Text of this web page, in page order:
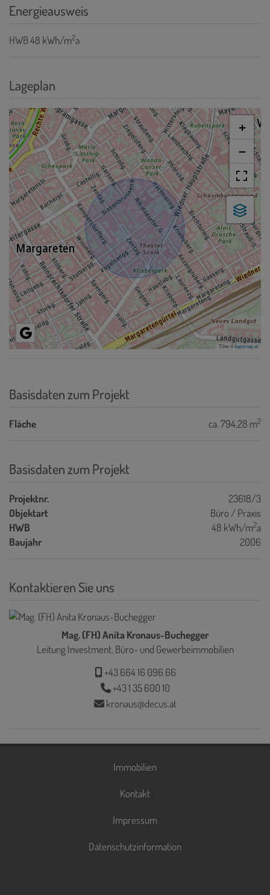
Energieausweis
HWB48 kWh/m2a
Lageplan
+
−
Tiles ©basemap.at
Basisdaten zum Projekt
Fläche ca. 794,28 m2
Basisdaten zum Projekt
Projektnr.
23618/3
Objektart
Büro / Praxis
HWB
48 kWh/m2a
Baujahr
2006
Kontaktieren Sie uns
Mag. (FH) Anita Kronaus-Buchegger
Leitung Investment, Büro- und Gewerbeimmobilien
+43 664 16 096 66
+43 1 35 600 10
kronaus@decus.at
Immobilien
Kontakt
Impressum
Datenschutzinformation